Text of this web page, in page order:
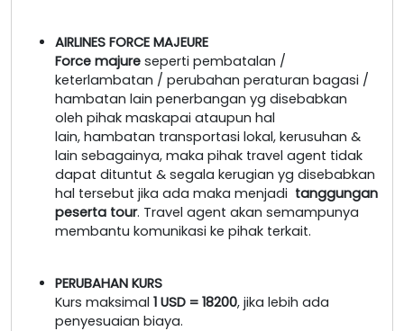
AIRLINES FORCE MAJEURE
Force majure seperti pembatalan /
keterlambatan / perubahan peraturan bagasi /
hambatan lain penerbangan yg disebabkan
oleh pihak maskapai ataupun hal
lain, hambatan transportasi lokal, kerusuhan &
lain sebagainya, maka pihak travel agent tidak
dapat dituntut & segala kerugian yg disebabkan
hal tersebut jika ada maka menjadi tanggungan
peserta tour. Travel agent akan semampunya
membantu komunikasi ke pihak terkait.
PERUBAHAN KURS
Kurs maksimal 1 USD = 18200, jika lebih ada
penyesuaian biaya.